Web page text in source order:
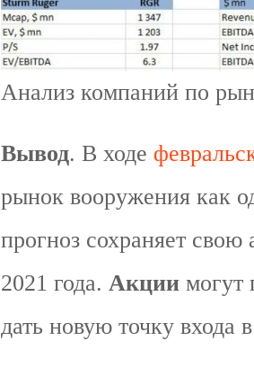
Анализ компаний по
Вывод. В ходе
рынок вооружения как
прогноз сохраняет
2021 года. Акции могут
дать новую точку входа